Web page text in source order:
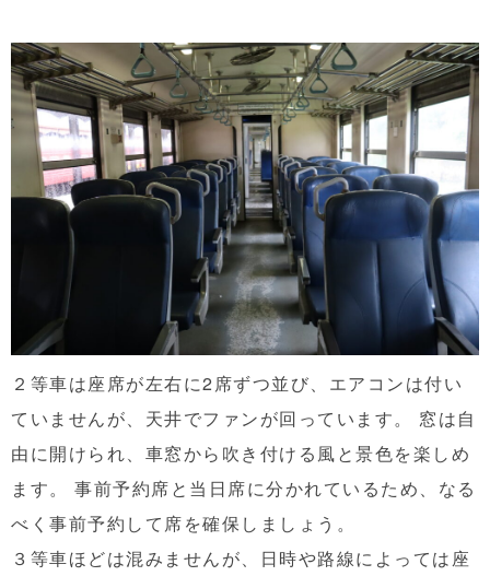
２等車は座席が左右に2席ずつ並び、エアコンは付い
ていませんが、天井でファンが回っています。 窓は自
由に開けられ、車窓から吹き付ける風と景色を楽しめ
ます。 事前予約席と当日席に分かれているため、なる
べく事前予約して席を確保しましょう。
３等車ほどは混みませんが、日時や路線によっては座